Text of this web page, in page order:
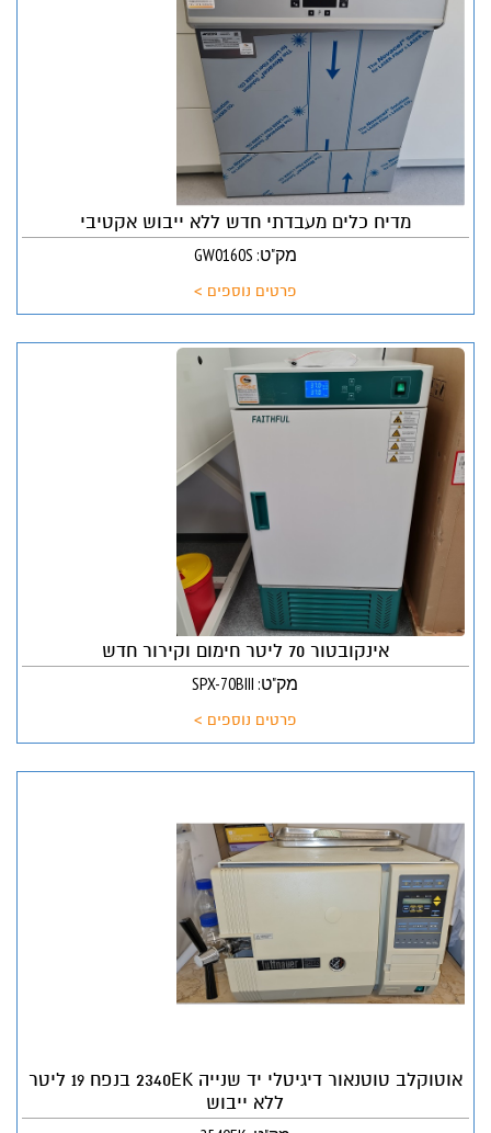
מדיח כלים מעבדתי חדש ללא ייבוש אקטיבי
מק"ט: GW0160S
פרטים נוספים >
אינקובטור 70 ליטר חימום וקירור חדש
מק"ט: SPX-70BIII
פרטים נוספים >
אוטוקלב טוטנאור דיגיטלי יד שנייה 2340EK בנפח 19 ליטר
ללא ייבוש